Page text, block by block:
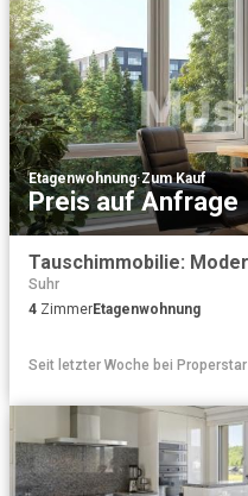
Etagenwohnung·Zum Kauf
Preis auf Anfrage
Suhr
4 ZimmerEtagenwohnung
Seit letzter Woche bei Properstar